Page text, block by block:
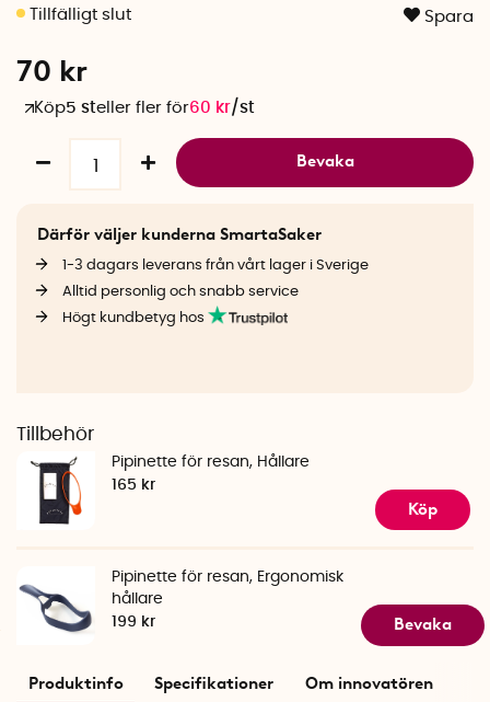
Spara
70 kr
Köp5 steller fler för60 kr/st
Bevaka
Därför väljer kunderna SmartaSaker
1-3 dagars leverans från vårt lager i Sverige
Alltid personlig och snabb service
Högt kundbetyg hos
Tillbehör
Pipinette för resan, Hållare
165 kr
Köp
Pipinette för resan, Ergonomisk
hållare
199 kr
Bevaka
Produktinfo Specifikationer Om innovatören